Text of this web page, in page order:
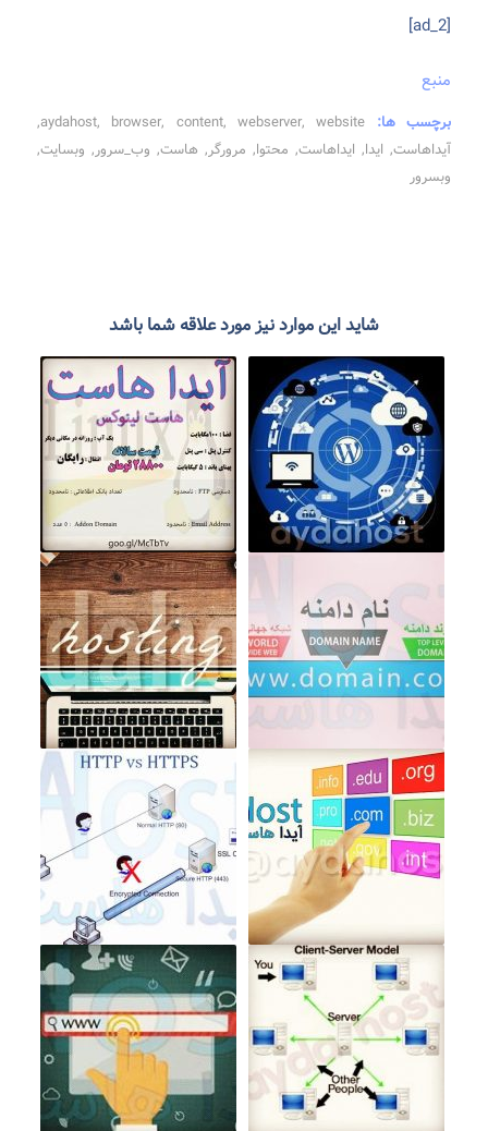
[ad_2]
منبع
برچسب ها: aydahost, browser, content,webserver,website
,
آیداهاست, ایدا, ایداهاست, محتوا, مرورگر, هاست, وب_سرور, وبسایت,
وبسرور
شاید این موارد نیز مورد علاقه شما باشد